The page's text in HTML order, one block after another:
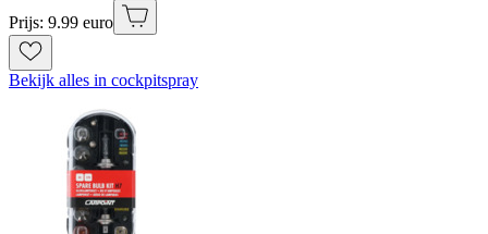
Prijs: 9.99 euro
Bekijk alles in cockpitspray